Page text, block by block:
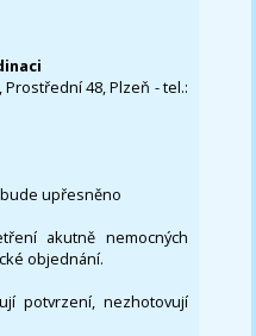
Prostřední 48, Plzeň - tel.:
upřesněno
akutně nemocných
objednání.
potvrzení, nezhotovují